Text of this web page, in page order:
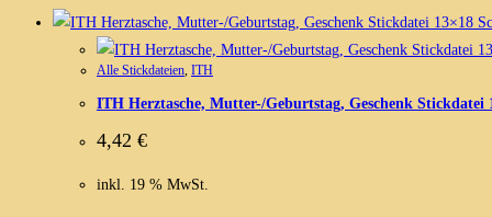
Alle Stickdateien, ITH
ITH Herztasche, Mutter-/Geburtstag, Geschenk Stickdatei
4,42 €
inkl. 19 % MwSt.